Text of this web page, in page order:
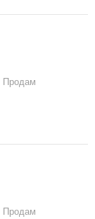
Продам
Продам